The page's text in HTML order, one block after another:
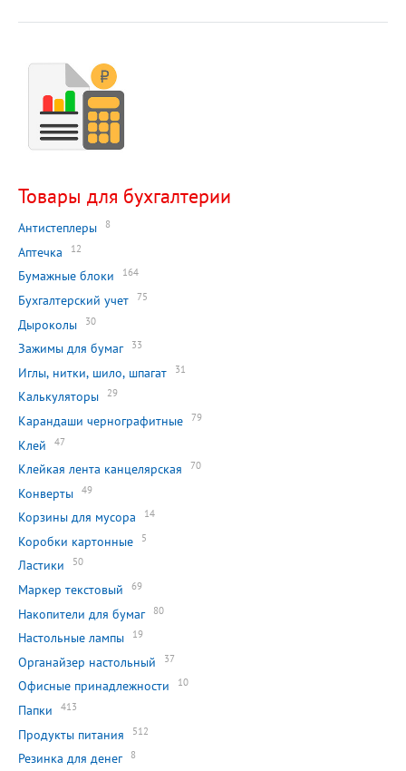
Товары для бухгалтерии
Антистеплеры 8
Аптечка 12
Бумажные блоки 164
Бухгалтерский учет 75
Дыроколы 30
Зажимы для бумаг 33
Иглы, нитки, шило, шпагат 31
Калькуляторы 29
Карандаши чернографитные 79
Клей 47
Клейкая лента канцелярская 70
Конверты 49
Корзины для мусора 14
Коробки картонные 5
Ластики 50
Маркер текстовый 69
Накопители для бумаг 80
Настольные лампы 19
Органайзер настольный 37
Офисные принадлежности 10
Папки 413
Продукты питания 512
Резинка для денег 8